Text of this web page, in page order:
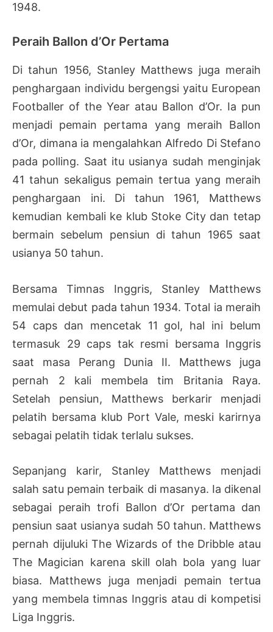
1948.
Peraih Ballon d’Or Pertama
Di tahun 1956, Stanley Matthews juga meraih
penghargaan individu bergengsi yaitu European
Footballer of the Year atau Ballon d’Or. Ia pun
menjadi pemain pertama yang meraih Ballon
d’Or, dimana ia mengalahkan Alfredo Di Stefano
pada polling. Saat itu usianya sudah menginjak
41 tahun sekaligus pemain tertua yang meraih
penghargaan ini. Di tahun 1961, Matthews
kemudian kembali ke klub Stoke City dan tetap
bermain sebelum pensiun di tahun 1965 saat
usianya 50 tahun.
Bersama Timnas Inggris, Stanley Matthews
memulai debut pada tahun 1934. Total ia meraih
54 caps dan mencetak 11 gol, hal ini belum
termasuk 29 caps tak resmi bersama Inggris
saat masa Perang Dunia II. Matthews juga
pernah 2 kali membela tim Britania Raya.
Setelah pensiun, Matthews berkarir menjadi
pelatih bersama klub Port Vale, meski karirnya
sebagai pelatih tidak terlalu sukses.
Sepanjang karir, Stanley Matthews menjadi
salah satu pemain terbaik di masanya. Ia dikenal
sebagai peraih trofi Ballon d’Or pertama dan
pensiun saat usianya sudah 50 tahun. Matthews
pernah dijuluki The Wizards of the Dribble atau
The Magician karena skill olah bola yang luar
biasa. Matthews juga menjadi pemain tertua
yang membela timnas Inggris atau di kompetisi
Liga Inggris.